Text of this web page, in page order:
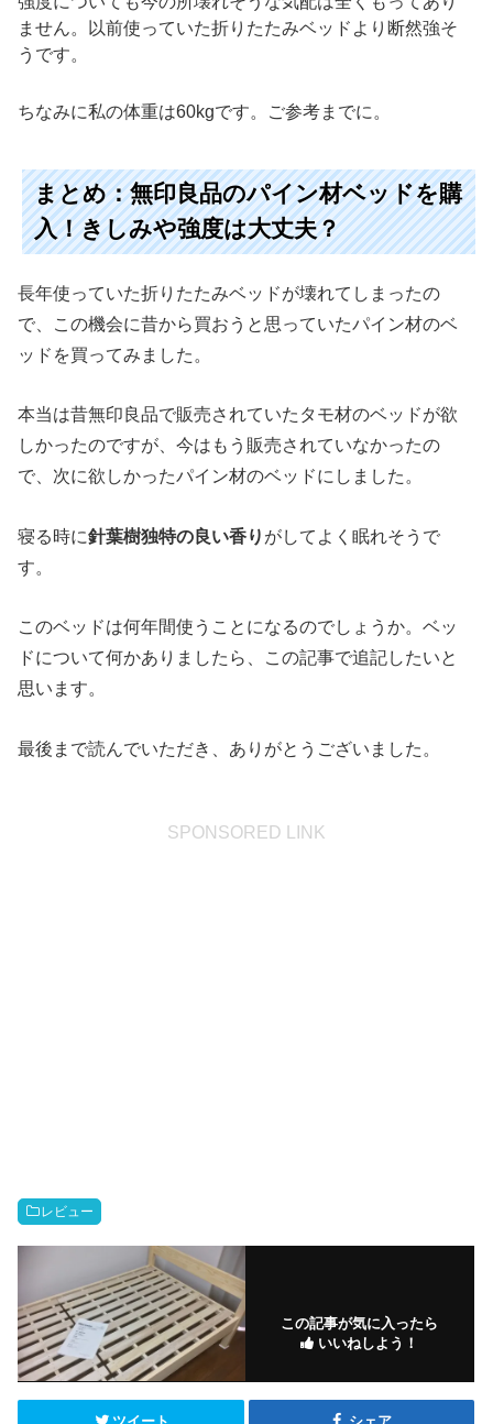
ません。以前使っていた折りたたみベッドより断然強そ
うです。
ちなみに私の体重は60kgです。ご参考までに。
まとめ：無印良品のパイン材ベッドを購
入！きしみや強度は大丈夫？
長年使っていた折りたたみベッドが壊れてしまったの
で、この機会に昔から買おうと思っていたパイン材のベ
ッドを買ってみました。
本当は昔無印良品で販売されていたタモ材のベッドが欲
しかったのですが、今はもう販売されていなかったの
で、次に欲しかったパイン材のベッドにしました。
寝る時に針葉樹独特の良い香り がしてよく眠れそうで
す。
このベッドは何年間使うことになるのでしょうか。ベッ
ドについて何かありましたら、この記事で追記したいと
思います。
最後まで読んでいただき、ありがとうございました。
SPONSORED LINK
レビュー
この記事が気に入ったら
いいねしよう！